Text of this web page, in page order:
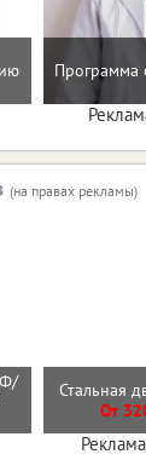
Программа
(на правах рекламы)
Стальная
От